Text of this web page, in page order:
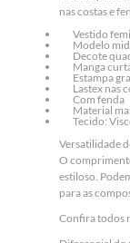
nas costas e
Vestido
Modelo
Decote
Manga
Estampa
Lastex nas
Com fenda
Material
Tecido:
Versatilidade
O
estiloso.
para as
Confira todos